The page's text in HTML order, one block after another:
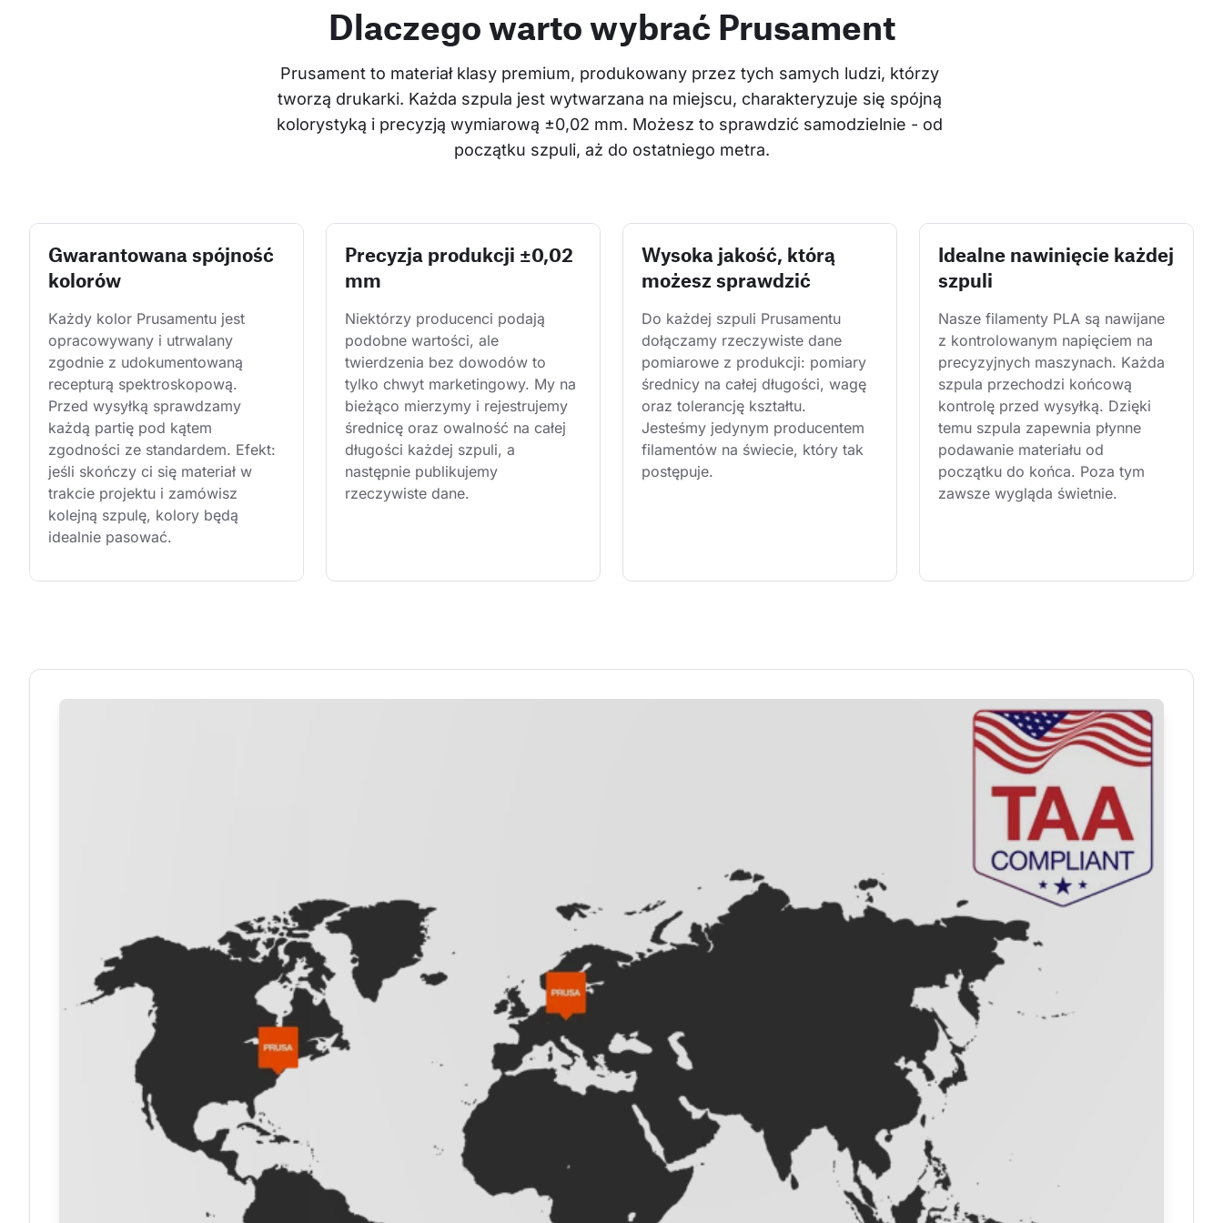
Dlaczego warto wybrać Prusament
Prusament to materiał klasy premium, produkowany przez tych samych ludzi, którzy
tworzą drukarki. Każda szpula jest wytwarzana na miejscu, charakteryzuje się spójną
kolorystyką i precyzją wymiarową ±0,02 mm. Możesz to sprawdzić samodzielnie - od
początku szpuli, aż do ostatniego metra.
Gwarantowana spójność
kolorów
Każdy kolor Prusamentu jest
opracowywany i utrwalany
zgodnie z udokumentowaną
recepturą spektroskopową.
Przed wysyłką sprawdzamy
każdą partię pod kątem
zgodności ze standardem. Efekt:
jeśli skończy ci się materiał w
trakcie projektu i zamówisz
kolejną szpulę, kolory będą
idealnie pasować.
Precyzja produkcji ±0,02
mm
Niektórzy producenci podają
podobne wartości, ale
twierdzenia bez dowodów to
tylko chwyt marketingowy. My na
bieżąco mierzymy i rejestrujemy
średnicę oraz owalność na całej
długości każdej szpuli, a
następnie publikujemy
rzeczywiste dane.
Wysoka jakość, którą
możesz sprawdzić
Do każdej szpuli Prusamentu
dołączamy rzeczywiste dane
pomiarowe z produkcji: pomiary
średnicy na całej długości, wagę
oraz tolerancję kształtu.
Jesteśmy jedynym producentem
filamentów na świecie, który tak
postępuje.
Idealne nawinięcie każdej
szpuli
Nasze filamenty PLA są nawijane
z kontrolowanym napięciem na
precyzyjnych maszynach. Każda
szpula przechodzi końcową
kontrolę przed wysyłką. Dzięki
temu szpula zapewnia płynne
podawanie materiału od
początku do końca. Poza tym
zawsze wygląda świetnie.